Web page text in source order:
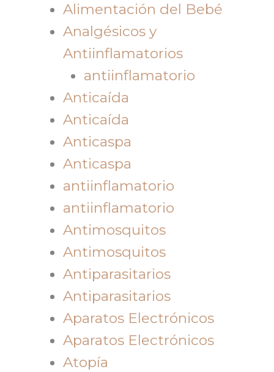
Alimentación del Bebé
Analgésicos y
Antiinflamatorios
antiinflamatorio
Anticaída
Anticaída
Anticaspa
Anticaspa
antiinflamatorio
antiinflamatorio
Antimosquitos
Antimosquitos
Antiparasitarios
Antiparasitarios
Aparatos Electrónicos
Aparatos Electrónicos
Atopía